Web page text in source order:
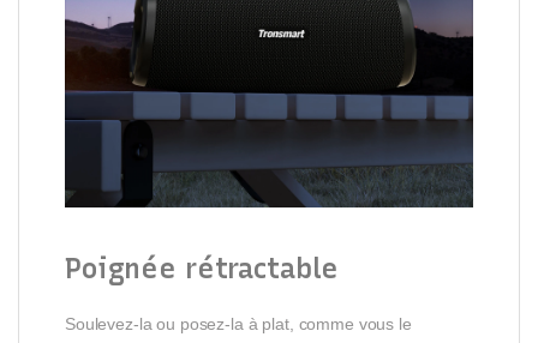
Poignée rétractable
Soulevez-la ou posez-la à plat, comme vous le